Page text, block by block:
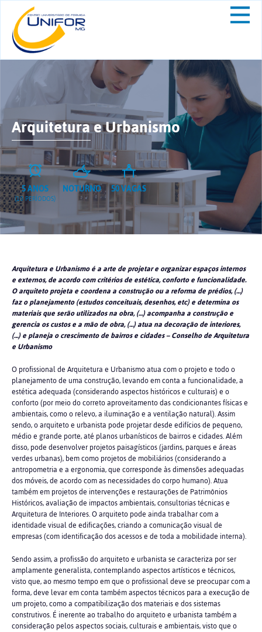
Arquitetura e Urbanismo
5 ANOS
(10 PERÍODOS)
NOTURNO 50 VAGAS
Arquitetura e Urbanismo é a arte de projetar e organizar espaços internos
e externos, de acordo com critérios de estética, conforto e funcionalidade.
O arquiteto projeta e coordena a construção ou a reforma de prédios, (…)
faz o planejamento (estudos conceituais, desenhos, etc) e determina os
materiais que serão utilizados na obra, (…) acompanha a construção e
gerencia os custos e a mão de obra, (…) atua na decoração de interiores,
(…) e planeja o crescimento de bairros e cidades – Conselho de Arquitetura
e Urbanismo
O profissional de Arquitetura e Urbanismo atua com o projeto e todo o
planejamento de uma construção, levando em conta a funcionalidade, a
estética adequada (considerando aspectos históricos e culturais) e o
conforto (por meio do correto aproveitamento das condicionantes físicas e
ambientais, como o relevo, a iluminação e a ventilação natural). Assim
sendo, o arquiteto e urbanista pode projetar desde edifícios de pequeno,
médio e grande porte, até planos urbanísticos de bairros e cidades. Além
disso, pode desenvolver projetos paisagísticos (jardins, parques e áreas
verdes urbanas), bem como projetos de mobiliários (considerando a
antropometria e a ergonomia, que corresponde às dimensões adequadas
dos móveis, de acordo com as necessidades do corpo humano). Atua
também em projetos de intervenções e restaurações de Patrimônios
Históricos, avaliação de impactos ambientais, consultorias técnicas e
Arquitetura de Interiores. O arquiteto pode ainda trabalhar com a
identidade visual de edificações, criando a comunicação visual de
empresas (com identificação dos acessos e de toda a mobilidade interna).
Sendo assim, a profissão do arquiteto e urbanista se caracteriza por ser
amplamente generalista, contemplando aspectos artísticos e técnicos,
visto que, ao mesmo tempo em que o profissional deve se preocupar com a
forma, deve levar em conta também aspectos técnicos para a execução de
um projeto, como a compatibilização dos materiais e dos sistemas
construtivos. É inerente ao trabalho do arquiteto e urbanista também a
consideração pelos aspectos sociais, culturais e ambientais, visto que o